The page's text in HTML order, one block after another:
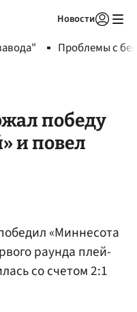
Новости
Проблемы с
победу
и повел
«Миннесота
раунда плей-
со счетом 2:1